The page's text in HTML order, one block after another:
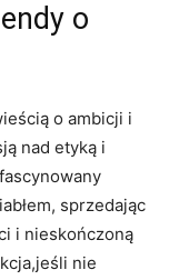
o
o ambicji i
nad etyką i
sprzedając
i nieskończoną
nie